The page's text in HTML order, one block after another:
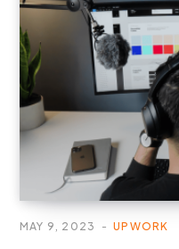
UPWORK
MAY 9, 2023